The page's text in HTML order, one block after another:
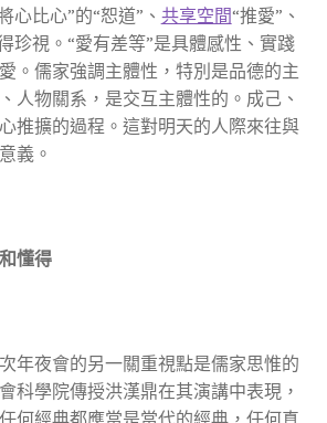
心比心”的“恕道”、 共享空間“推愛”、
珍視。“愛有差等”是具體感性、實踐
。儒家強調主體性，特別是品德的主
人物關系，是交互主體性的。成己、
推擴的過程。這對明天的人際來往與
義。
懂得
年夜會的另一關重視點是儒家思惟的
科學院傳授洪漢鼎在其演講中表現，